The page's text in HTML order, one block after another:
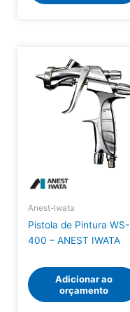
Anest-Iwata
Pistola de Pintura WS-
400 – ANEST IWATA
Adicionar ao
orçamento